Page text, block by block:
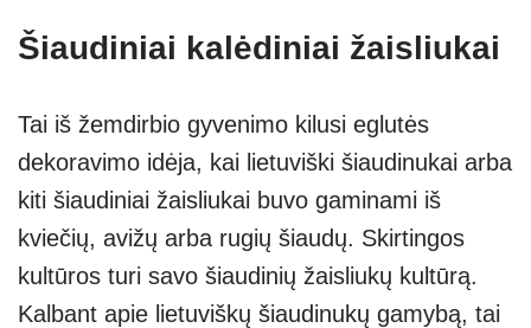
Šiaudiniai kalėdiniai žaisliukai
Tai iš žemdirbio gyvenimo kilusi eglutės
dekoravimo idėja, kai lietuviški šiaudinukai arba
kiti šiaudiniai žaisliukai buvo gaminami iš
kviečių, avižų arba rugių šiaudų. Skirtingos
kultūros turi savo šiaudinių žaisliukų kultūrą.
Kalbant apie lietuviškų šiaudinukų gamybą, tai